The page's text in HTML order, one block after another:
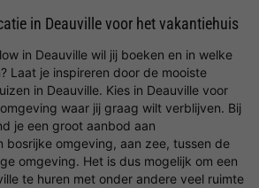
in Deauville voor het vakantiehuis
in Deauville wil jij boeken en in welke
Laat je inspireren door de mooiste
in Deauville. Kies in Deauville voor
waar jij graag wilt verblijven. Bij
je een groot aanbod aan
bosrijke omgeving, aan zee, tussen de
omgeving. Het is dus mogelijk om een
te huren met onder andere veel ruimte